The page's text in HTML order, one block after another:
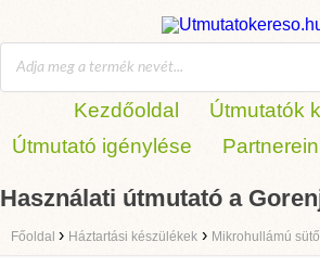
Kezdőoldal
Útmutatók
Útmutató igénylése
Használati útmutató a
Főoldal › Háztartási készülékek › Mikrohullámú